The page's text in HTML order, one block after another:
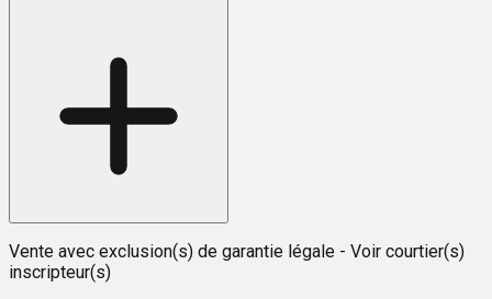
Vente avec exclusion(s) de garantie légale - Voir courtier(s)
inscripteur(s)